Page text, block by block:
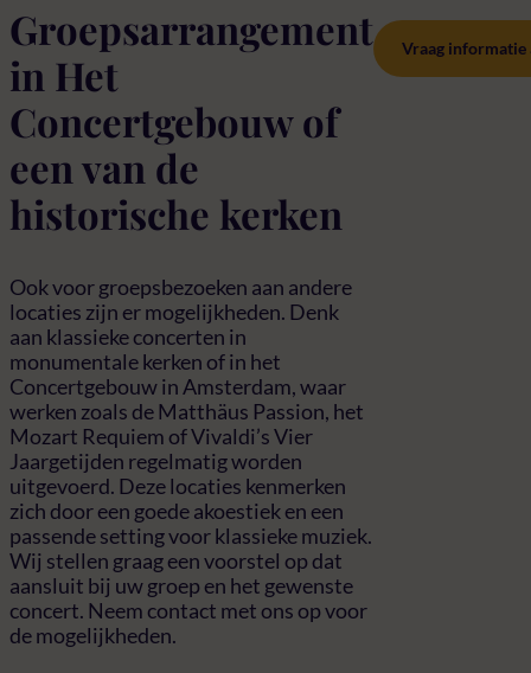
Groepsarrangement
in Het
Concertgebouw of
een van de
historische kerken
Ook voor groepsbezoeken aan andere
locaties zijn er mogelijkheden. Denk
aan klassieke concerten in
monumentale kerken of in het
Concertgebouw in Amsterdam, waar
werken zoals de Matthäus Passion, het
Mozart Requiem of Vivaldi’s Vier
Jaargetijden regelmatig worden
uitgevoerd. Deze locaties kenmerken
zich door een goede akoestiek en een
passende setting voor klassieke muziek.
Wij stellen graag een voorstel op dat
aansluit bij uw groep en het gewenste
concert. Neem contact met ons op voor
de mogelijkheden.
Vraag informatie